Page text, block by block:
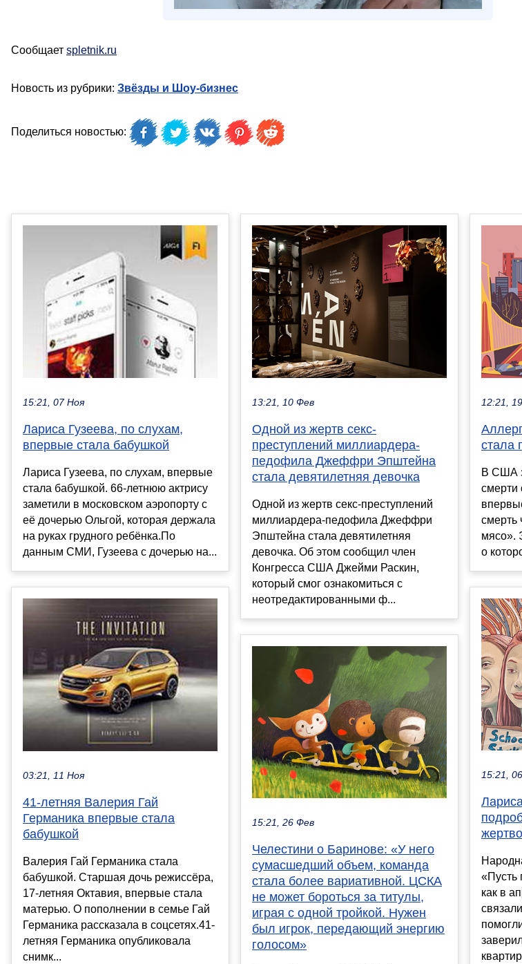
Сообщает spletnik.ru
Новость из рубрики: Звёзды и Шоу-бизнес
Поделиться новостью:
15:21, 07 Ноя
Лариса Гузеева, по слухам,
впервые стала бабушкой
Лариса Гузеева, по слухам, впервые
стала бабушкой. 66-летнюю актрису
заметили в московском аэропорту с
её дочерью Ольгой, которая держала
на руках грудного ребёнка.По
данным СМИ, Гузеева с дочерью на...
03:21, 11 Ноя
41-летняя Валерия Гай
Германика впервые стала
бабушкой
Валерия Гай Германика стала
бабушкой. Старшая дочь режиссёра,
17-летняя Октавия, впервые стала
матерью. О пополнении в семье Гай
Германика рассказала в соцсетях.41-
летняя Германика опубликовала
снимк...
13:21, 10 Фев
Одной из жертв секс-
преступлений миллиардера-
педофила Джеффри Эпштейна
стала девятилетняя девочка
Одной из жертв секс-преступлений
миллиардера-педофила Джеффри
Эпштейна стала девятилетняя
девочка. Об этом сообщил член
Конгресса США Джейми Раскин,
который смог ознакомиться с
неотредактированными ф...
15:21, 26 Фев
Челестини о Баринове: «У него
сумасшедший объем, команда
стала более вариативной. ЦСКА
не может бороться за титулы,
играя с одной тройкой. Нужен
был игрок, передающий энергию
голосом»
12:21,
стала
В США
смерти
смерть
мясо».
о
15:21,
«Пусть
как в